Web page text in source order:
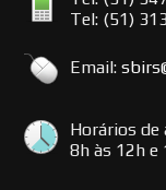
Tel: (51)
Email:
Horários de
8h às 12h e